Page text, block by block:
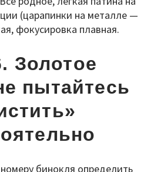
(царапинки на металле —
фокусировка плавная.
Золотое
пытайтесь